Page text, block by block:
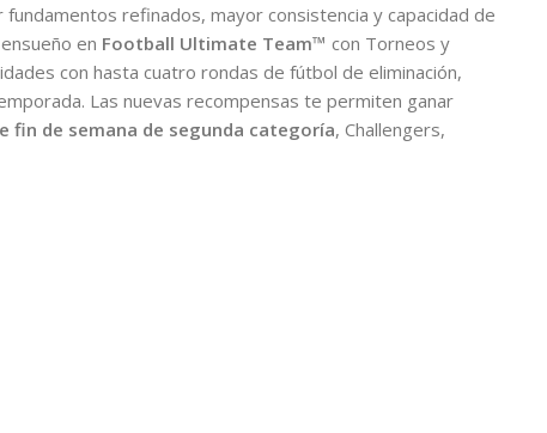
refinados, mayor consistencia y capacidad de
en Football Ultimate Team™ con Torneos y
con hasta cuatro rondas de fútbol de eliminación,
Las nuevas recompensas te permiten ganar
fin de semana de segunda categoría, Challengers,